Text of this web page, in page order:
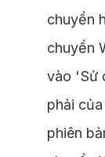
chuyển
chuyển
vào 'Sử
phải
phiên